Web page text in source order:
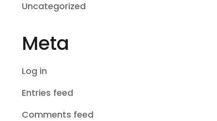
Uncategorized
Meta
Log in
Entries feed
Comments feed